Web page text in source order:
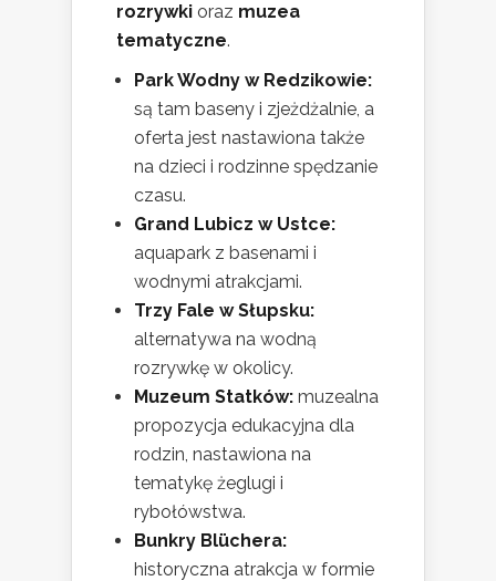
rozrywki oraz muzea
tematyczne.
Park Wodny w Redzikowie:
są tam baseny i zjeżdżalnie, a
oferta jest nastawiona także
na dzieci i rodzinne spędzanie
czasu.
Grand Lubicz w Ustce:
aquapark z basenami i
wodnymi atrakcjami.
Trzy Fale w Słupsku:
alternatywa na wodną
rozrywkę w okolicy.
Muzeum Statków: muzealna
propozycja edukacyjna dla
rodzin, nastawiona na
tematykę żeglugi i
rybołówstwa.
Bunkry Blüchera:
historyczna atrakcja w formie